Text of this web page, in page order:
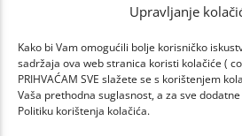
Upravljanje
Kako bi Vam omogućili bolje korisničko
sadržaja ova web stranica koristi kolačiće (
PRIHVAĆAM SVE slažete se s korištenjem
Vaša prethodna suglasnost, a za sve
Politiku korištenja kolačića.